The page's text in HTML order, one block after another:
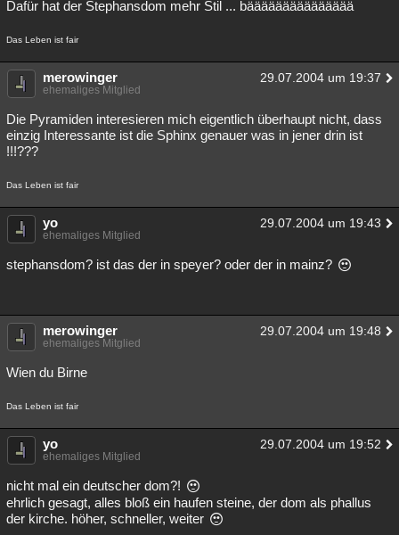
Dafür hat der Stephansdom mehr Stil ... bäääääääääääääää
Das Leben ist fair
merowinger 29.07.2004 um 19:37
ehemaliges Mitglied
Die Pyramiden interesieren mich eigentlich überhaupt nicht, dass
einzig Interessante ist die Sphinx genauer was in jener drin ist
!!!???
Das Leben ist fair
yo 29.07.2004 um 19:43
ehemaliges Mitglied
stephansdom? ist das der in speyer? oder der in mainz?
merowinger 29.07.2004 um 19:48
ehemaliges Mitglied
Wien du Birne
Das Leben ist fair
yo 29.07.2004 um 19:52
ehemaliges Mitglied
nicht mal ein deutscher dom?!
ehrlich gesagt, alles bloß ein haufen steine, der dom als phallus
der kirche. höher, schneller, weiter